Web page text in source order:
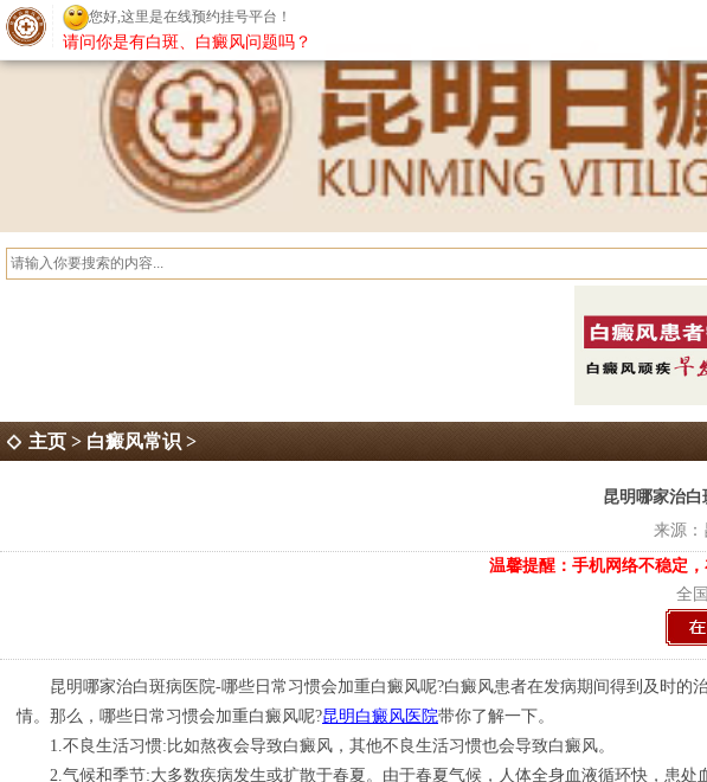
主页 > 白癜风常识 >
昆明哪家治
来源：
温馨提醒：手机网络不稳定
全
昆明哪家治白斑病医院-哪些日常习惯会加重白癜风呢?白癜风患者在发病期间得到及时的
情。那么，哪些日常习惯会加重白癜风呢?昆明白癜风医院带你了解一下。
1.不良生活习惯:比如熬夜会导致白癜风，其他不良生活习惯也会导致白癜风。
2.气候和季节:大多数疾病发生或扩散于春夏。由于春夏气候，人体全身血液循环快，患处
请问你是有白斑、白癜风问题吗？